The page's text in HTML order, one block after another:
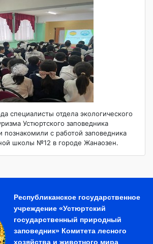
специалисты отдела экологического
Устюртского заповедника
с работой заповедника
школы №12 в городе Жанаозен.
Республиканское государственное
учреждение «Устюртский
государственный природный
заповедник» Комитета лесного
хозяйства и животного мира